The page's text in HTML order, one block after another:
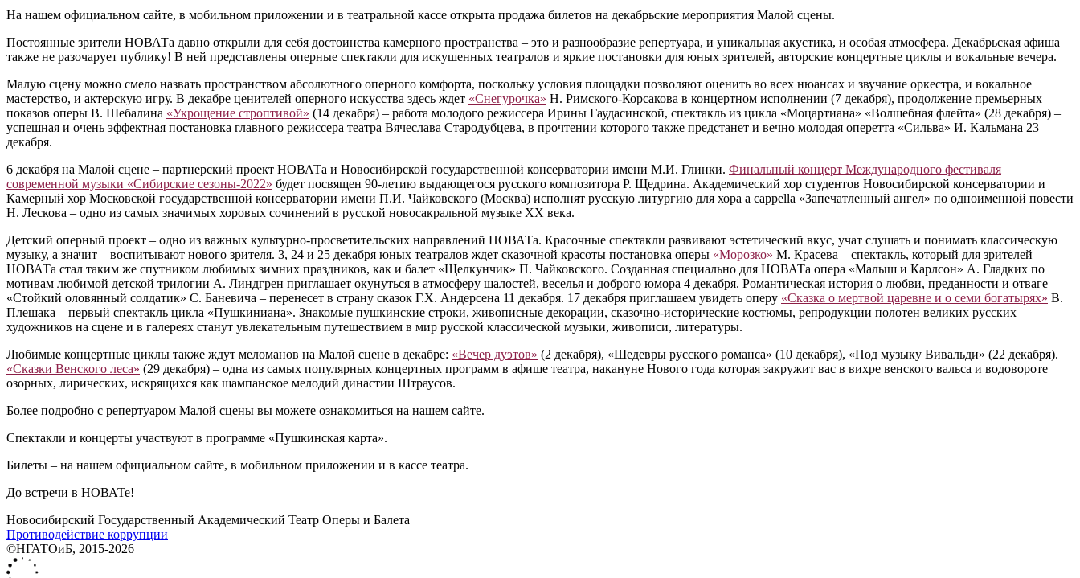
На нашем официальном сайте, в мобильном приложении и в театральной кассе открыта продажа билетов на декабрьские мероприятия Малой сцены.
Постоянные зрители НОВАТа давно открыли для себя достоинства камерного пространства – это и разнообразие репертуара, и уникальная акустика, и особая атмосфера. Декабрьская афиша
также не разочарует публику! В ней представлены оперные спектакли для искушенных театралов и яркие постановки для юных зрителей, авторские концертные циклы и вокальные вечера.
Малую сцену можно смело назвать пространством абсолютного оперного комфорта, поскольку условия площадки позволяют оценить во всех нюансах и звучание оркестра, и вокальное
мастерство, и актерскую игру. В декабре ценителей оперного искусства здесь ждет «Снегурочка» Н. Римского-Корсакова в концертном исполнении (7 декабря), продолжение премьерных
показов оперы В. Шебалина «Укрощение строптивой» (14 декабря) – работа молодого режиссера Ирины Гаудасинской, спектакль из цикла «Моцартиана» «Волшебная флейта» (28 декабря) –
успешная и очень эффектная постановка главного режиссера театра Вячеслава Стародубцева, в прочтении которого также предстанет и вечно молодая оперетта «Сильва» И. Кальмана 23
декабря.
6 декабря на Малой сцене – партнерский проект НОВАТа и Новосибирской государственной консерватории имени М.И. Глинки. Финальный концерт Международного фестиваля
современной музыки «Сибирские сезоны-2022» будет посвящен 90-летию выдающегося русского композитора Р. Щедрина. Академический хор студентов Новосибирской консерватории и
Камерный хор Московской государственной консерватории имени П.И. Чайковского (Москва) исполнят русскую литургию для хора a cappella «Запечатленный ангел» по одноименной повести
Н. Лескова – одно из самых значимых хоровых сочинений в русской новосакральной музыке XX века.
Детский оперный проект – одно из важных культурно-просветительских направлений НОВАТа. Красочные спектакли развивают эстетический вкус, учат слушать и понимать классическую
музыку, а значит – воспитывают нового зрителя. 3, 24 и 25 декабря юных театралов ждет сказочной красоты постановка оперы «Морозко» М. Красева – спектакль, который для зрителей
НОВАТа стал таким же спутником любимых зимних праздников, как и балет «Щелкунчик» П. Чайковского. Созданная специально для НОВАТа опера «Малыш и Карлсон» А. Гладких по
мотивам любимой детской трилогии А. Линдгрен приглашает окунуться в атмосферу шалостей, веселья и доброго юмора 4 декабря. Романтическая история о любви, преданности и отваге –
«Стойкий оловянный солдатик» С. Баневича – перенесет в страну сказок Г.Х. Андерсена 11 декабря. 17 декабря приглашаем увидеть оперу «Сказка о мертвой царевне и о семи богатырях» В.
Плешака – первый спектакль цикла «Пушкиниана». Знакомые пушкинские строки, живописные декорации, сказочно-исторические костюмы, репродукции полотен великих русских
художников на сцене и в галереях станут увлекательным путешествием в мир русской классической музыки, живописи, литературы.
Любимые концертные циклы также ждут меломанов на Малой сцене в декабре: «Вечер дуэтов» (2 декабря), «Шедевры русского романса» (10 декабря), «Под музыку Вивальди» (22 декабря).
«Сказки Венского леса» (29 декабря) – одна из самых популярных концертных программ в афише театра, накануне Нового года которая закружит вас в вихре венского вальса и водовороте
озорных, лирических, искрящихся как шампанское мелодий династии Штраусов.
Более подробно с репертуаром Малой сцены вы можете ознакомиться на нашем сайте.
Спектакли и концерты участвуют в программе «Пушкинская карта».
Билеты – на нашем официальном сайте, в мобильном приложении и в кассе театра.
До встречи в НОВАТе!
Новосибирский Государственный Академический Театр Оперы и Балета
Противодействие коррупции
©НГАТОиБ, 2015-2026